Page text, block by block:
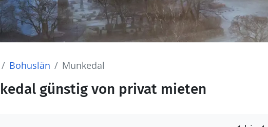
Bohuslän Munkedal
günstig von privat mieten